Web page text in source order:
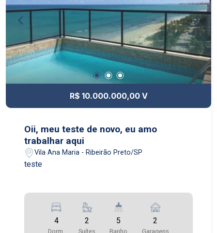
R$ 10.000.000,00 V
Oii, meu teste de novo, eu amo
trabalhar aqui
Vila Ana Maria - Ribeirão Preto/SP
teste
4
Dorm.
2
Suítes
5
Banho
2
Garagens